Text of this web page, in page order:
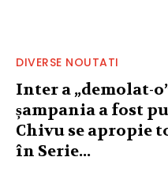
DIVERSE NOUTATI
Inter a „demolat-
șampania a fost
Chivu se apropie
în Serie...